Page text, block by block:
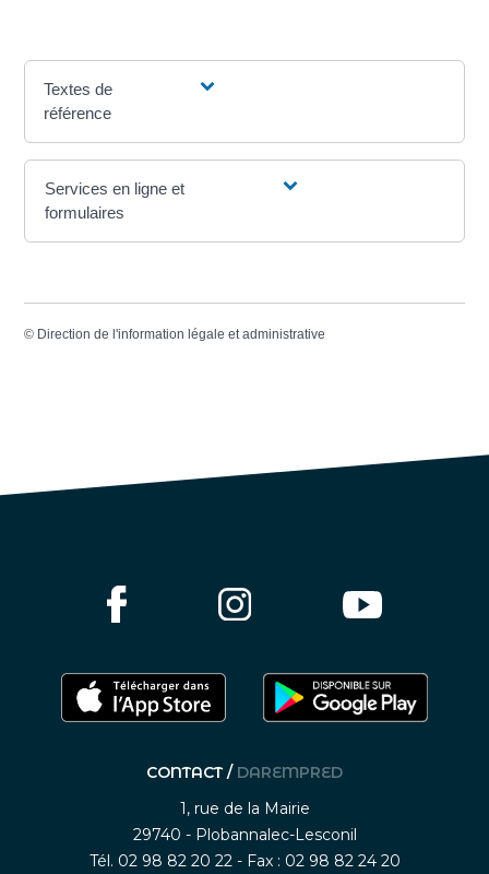
Textes de
référence
Services en ligne et
formulaires
© Direction de l'information légale et administrative
CONTACT / DAREMPRED
1, rue de la Mairie
29740 - Plobannalec-Lesconil
Tél. 02 98 82 20 22 - Fax : 02 98 82 24 20